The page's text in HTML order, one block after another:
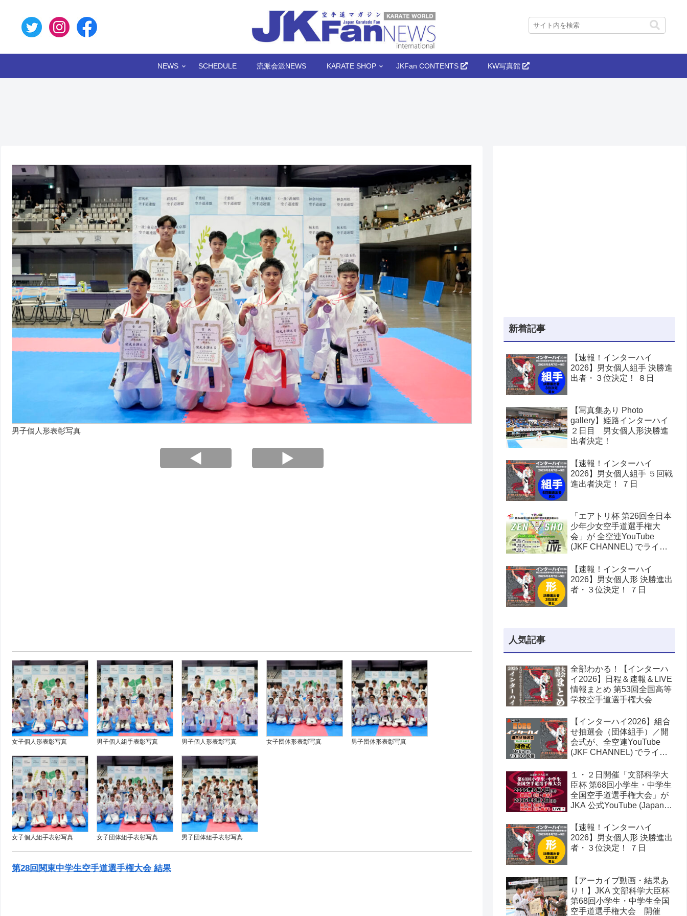
NEWS SCHEDULE 流派会派NEWS KARATE SHOP JKFan CONTENTS KW写真館
男子個人形表彰写真
女子個人形表彰写真 男子個人組手表彰写真 男子個人形表彰写真 女子団体形表彰写真 男子団体形表彰写真
女子個人組手表彰写真 女子団体組手表彰写真 男子団体組手表彰写真
第28回関東中学生空手道選手権大会 結果
新着記事
【速報！インターハイ
2026】男女個人組手 決勝進
出者・３位決定！ ８日
【写真集あり Photo
gallery】姫路インターハイ
２日目 男女個人形決勝進
出者決定！
【速報！インターハイ
2026】男女個人組手 ５回戦
進出者決定！ ７日
「エアトリ杯 第26回全日本
少年少女空手道選手権大
会」が 全空連YouTube
(JKF CHANNEL) でライブ
【速報！インターハイ
2026】男女個人形 決勝進出
者・３位決定！ ７日
人気記事
全部わかる！【インターハ
イ2026】日程＆速報＆LIVE
情報まとめ 第53回全国高等
学校空手道選手権大会
【インターハイ2026】組合
せ抽選会（団体組手）／開
会式が、全空連YouTube
(JKF CHANNEL) でライブ
高等学校空手道選手権大会
１・２日開催「文部科学大
臣杯 第68回小学生・中学生
全国空手道選手権大会」が
JKA 公式YouTube (Japan
団法人日本空手協会) でラ
イブ配信されます！
【速報！インターハイ
2026】男女個人形 決勝進出
者・３位決定！ ７日
【アーカイブ動画・結果あ
り！】JKA 文部科学大臣杯
第68回小学生・中学生全国
空手道選手権大会 開催